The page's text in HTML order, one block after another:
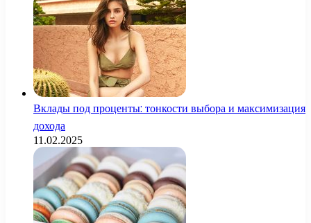
Вклады под проценты: тонкости выбора и максимизация
дохода
11.02.2025